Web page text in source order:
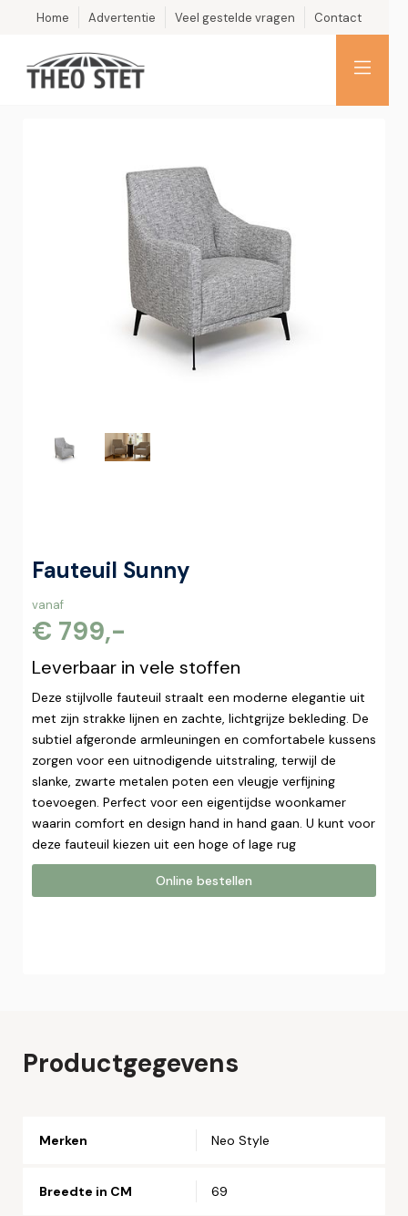
Home Advertentie Veel gestelde vragen Contact
Fauteuil Sunny
vanaf
€ 799,-
Leverbaar in vele stoffen
Deze stijlvolle fauteuil straalt een moderne elegantie uit
met zijn strakke lijnen en zachte, lichtgrijze bekleding. De
subtiel afgeronde armleuningen en comfortabele kussens
zorgen voor een uitnodigende uitstraling, terwijl de
slanke, zwarte metalen poten een vleugje verfijning
toevoegen. Perfect voor een eigentijdse woonkamer
waarin comfort en design hand in hand gaan. U kunt voor
deze fauteuil kiezen uit een hoge of lage rug
Online bestellen
Productgegevens
Merken Neo Style
Breedte in CM 69